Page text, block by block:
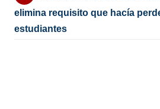
elimina requisito que hacía
estudiantes